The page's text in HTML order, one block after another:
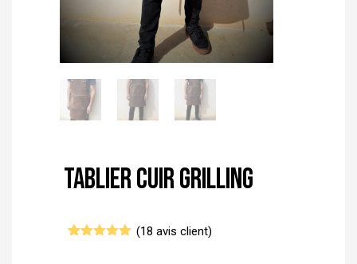
Tablier cuir GRILLING
(18 avis client)